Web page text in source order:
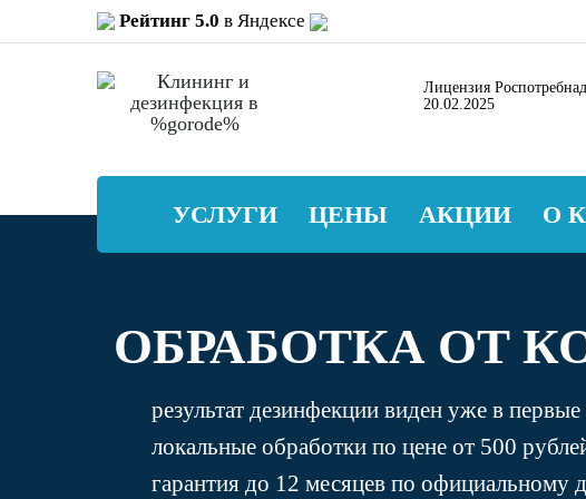
Рейтинг 5.0 в Яндексе
Лицензия
20.02.2025
УСЛУГИ ЦЕНЫ АКЦИИ О
ОБРАБОТКА ОТ
результат дезинфекции виден уже в
локальные обработки по цене от 500
гарантия до 12 месяцев по официальному